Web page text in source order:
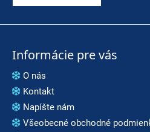
Informácie pre vás
O nás
Kontakt
Napíšte nám
Všeobecné obchodné